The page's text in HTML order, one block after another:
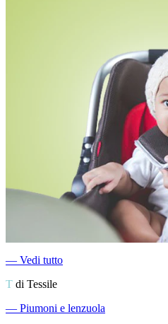
― Vedi tutto
T di Tessile
― Piumoni e lenzuola